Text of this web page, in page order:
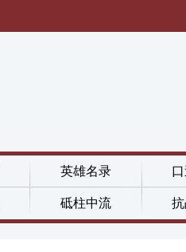
英雄名录
砥柱中流